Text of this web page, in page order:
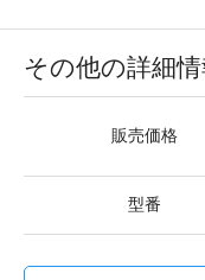
その他の詳細情
販売価格
型番